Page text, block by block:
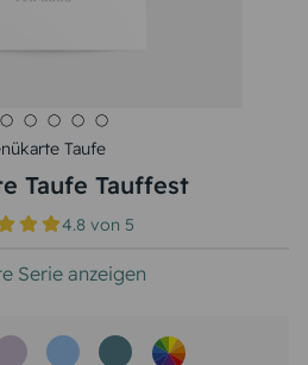
Taufe
Taufe Tauffest
4.8 von5
Serie anzeigen